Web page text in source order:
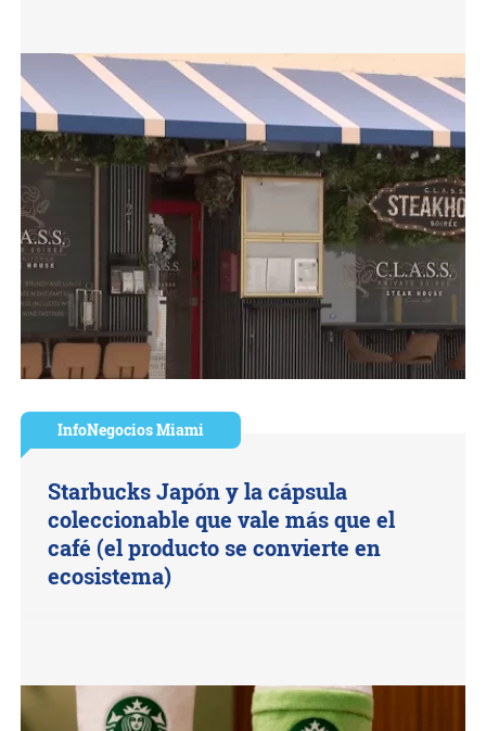
InfoNegocios Miami
Starbucks Japón y la cápsula
coleccionable que vale más que el
café (el producto se convierte en
ecosistema)